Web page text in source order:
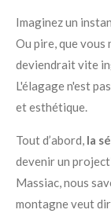
Imaginez un
Ou pire, que vous
deviendrait vite
L'élagage n'est
et esthétique.
Tout d’abord, la
devenir un
Massiac, nous
montagne veut